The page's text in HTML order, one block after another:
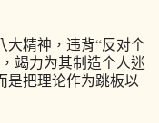
精神，违背“反对个
竭力为其制造个人迷
是把理论作为跳板以